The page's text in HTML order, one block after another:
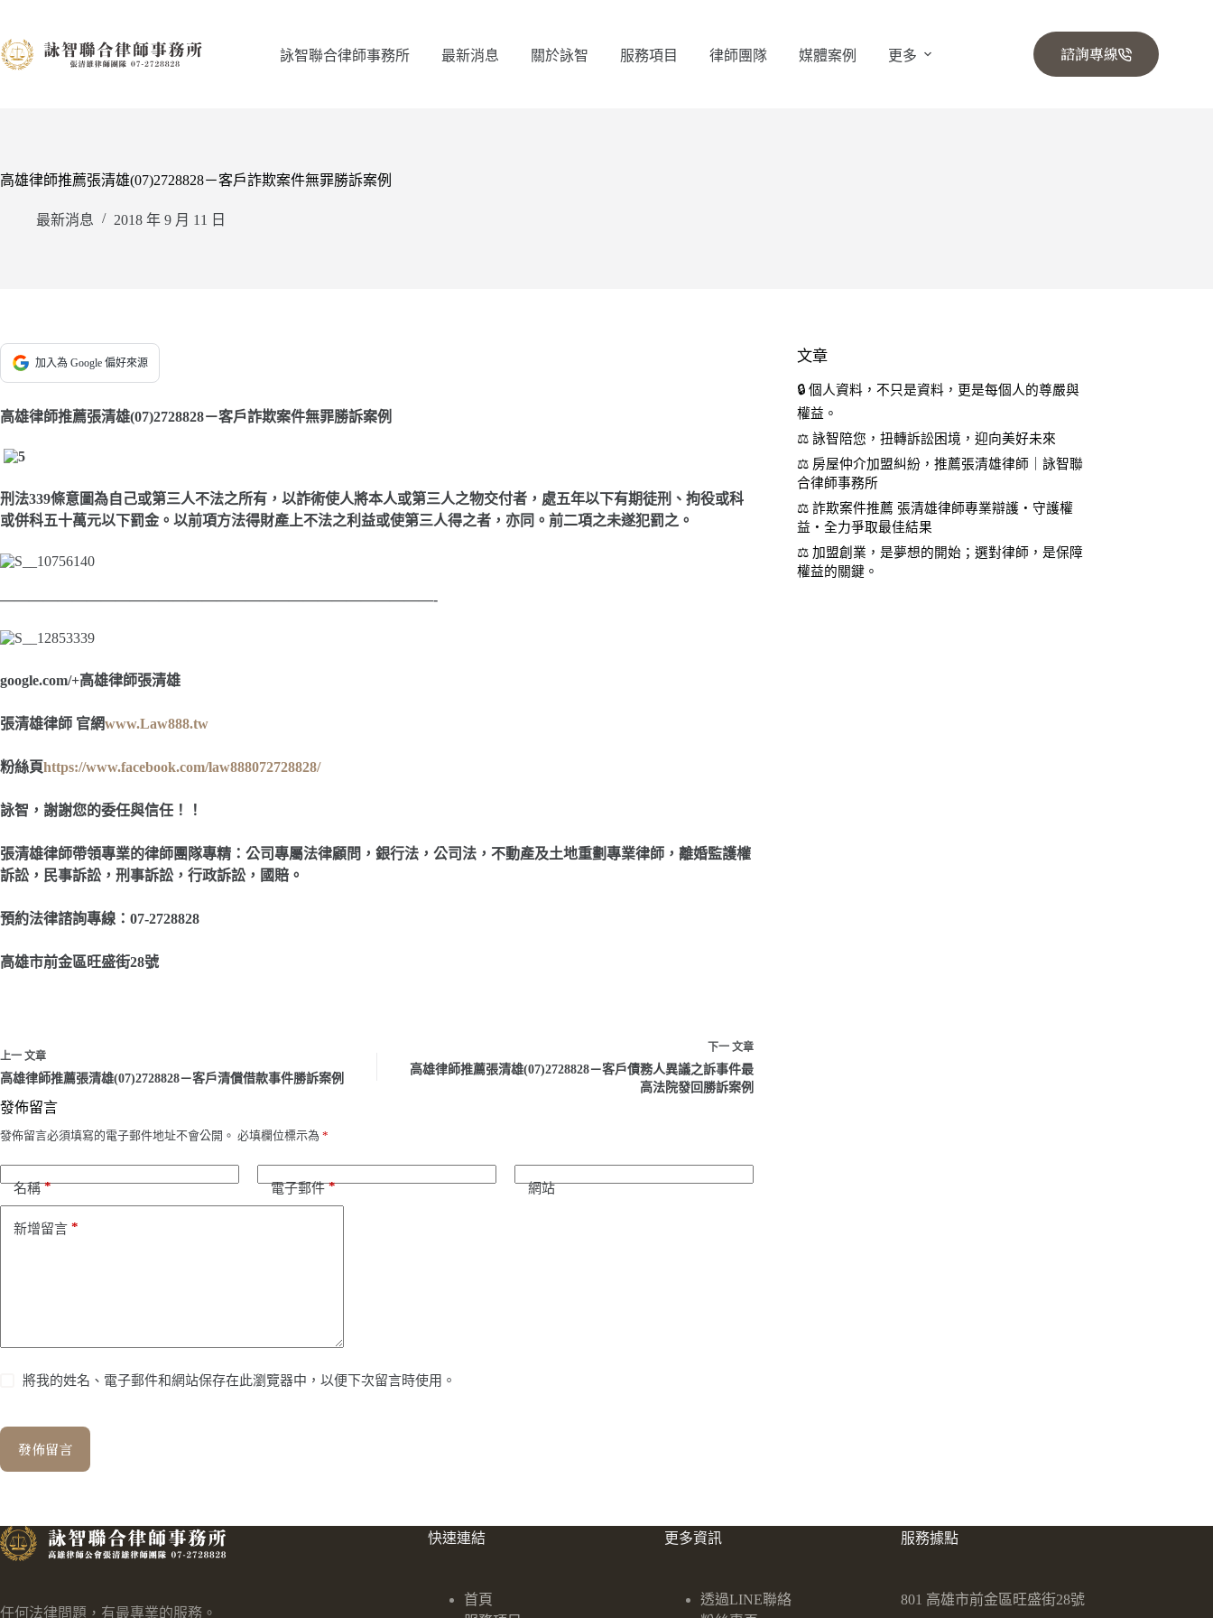
主
詠智聯合律師事務所 最新消息 關於詠智 服務項目 律師團隊 媒體案例 更多 諮詢專線
高雄律師推薦張清雄(07)2728828－客戶詐欺案件無罪勝訴案例
最新消息 2018 年 9 月 11 日
加入為 Google 偏好來源
高雄律師推薦張清雄(07)2728828－客戶詐欺案件無罪勝訴案例
刑法339條意圖為自己或第三人不法之所有，以詐術使人將本人或第三人之物交付者，處五年以下有期徒刑、拘役或科
或併科五十萬元以下罰金。 以前項方法得財產上不法之利益或使第三人得之者，亦同。 前二項之未遂犯罰之。
——————————————————————————————-
google.com/+高雄律師張清雄
張清雄律師 官網www.Law888.tw
粉絲頁https://www.facebook.com/law888072728828/
詠智，謝謝您的委任與信任！！
張清雄律師帶領專業的律師團隊專精：公司專屬法律顧問，銀行法，公司法，不動產及土地重劃專業律師，離婚監護權
訴訟，民事訴訟，刑事訴訟，行政訴訟，國賠。
預約法律諮詢專線：07-2728828
高雄市前金區旺盛街28號
上一 文章
高雄律師推薦張清雄(07)2728828－客戶清償借款事件勝訴案例
下一 文章
高雄律師推薦張清雄(07)2728828－客戶債務人異議之訴事件最
高法院發回勝訴案例
發佈留言
發佈留言必須填寫的電子郵件地址不會公開。 必填欄位標示為 *
名稱* 電子郵件* 網站
新增留言 *
將我的姓名、電子郵件和網站保存在此瀏覽器中，以便下次留言時使用。
發佈留言
文章
🔒 個人資料，不只是資料，更是每個人的尊嚴與
權益。
⚖️ 詠智陪您，扭轉訴訟困境，迎向美好未來
⚖️ 房屋仲介加盟糾紛，推薦張清雄律師｜詠智聯
合律師事務所
⚖️ 詐欺案件推薦 張清雄律師專業辯護・守護權
益・全力爭取最佳結果
⚖️ 加盟創業，是夢想的開始；選對律師，是保障
權益的關鍵。
任何法律問題，有最專業的服務。
快速連結
首頁
更多資訊
透過LINE聯絡
服務據點
801 高雄市前金區旺盛街28號